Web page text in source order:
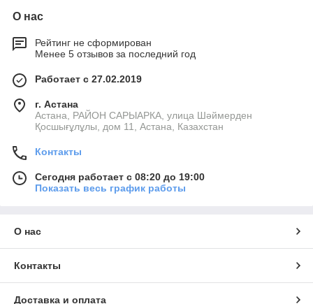
О нас
Рейтинг не сформирован
Менее 5 отзывов за последний год
Работает с 27.02.2019
г. Астана
Астана, РАЙОН САРЫАРКА, улица Шәймерден
Қосшығұлұлы, дом 11, Астана, Казахстан
Контакты
Сегодня работает с 08:20 до 19:00
Показать весь график работы
О нас
Контакты
Доставка и оплата